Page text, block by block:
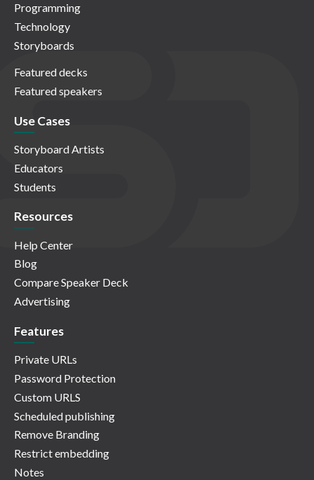
Programming
Technology
Storyboards
Featured decks
Featured speakers
Use Cases
Storyboard Artists
Educators
Students
Resources
Help Center
Blog
Compare Speaker Deck
Advertising
Features
Private URLs
Password Protection
Custom URLS
Scheduled publishing
Remove Branding
Restrict embedding
Notes